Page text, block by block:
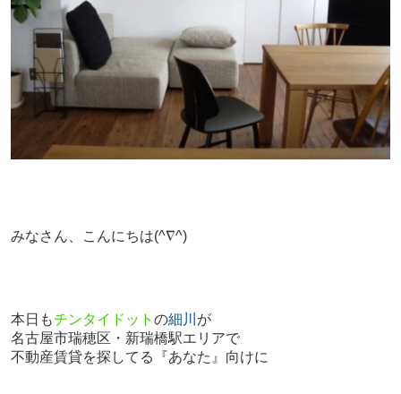
みなさん、こんにちは(^∇^)
本日もチンタイドット の細川 が
名古屋市瑞穂区・新瑞橋駅エリアで
不動産賃貸を探してる『あなた』向けに